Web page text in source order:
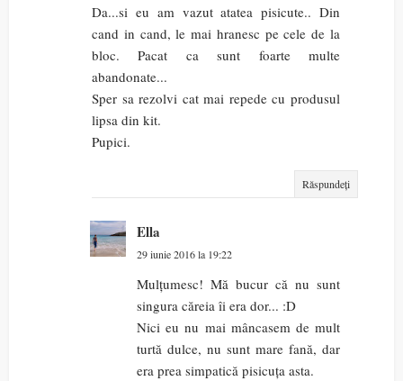
Da...si eu am vazut atatea pisicute.. Din
cand in cand, le mai hranesc pe cele de la
bloc. Pacat ca sunt foarte multe
abandonate...
Sper sa rezolvi cat mai repede cu produsul
lipsa din kit.
Pupici.
Răspundeți
Ella
29 iunie 2016 la 19:22
Mulțumesc! Mă bucur că nu sunt
singura căreia îi era dor... :D
Nici eu nu mai mâncasem de mult
turtă dulce, nu sunt mare fană, dar
era prea simpatică pisicuța asta.